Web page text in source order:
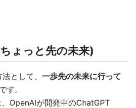
ょっと先の未来)
として、 一歩先の未来に行って
です。
OpenAIが開発中のChatGPT